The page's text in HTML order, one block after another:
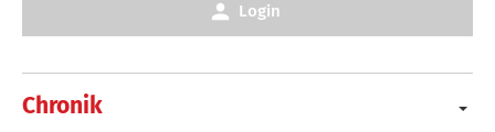
Chronik
Login